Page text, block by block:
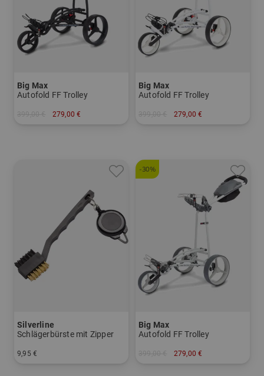
Big Max
Autofold FF Trolley
279,00 €
Big Max
Autofold FF Trolley
279,00 €
Silverline
Schlägerbürste mit Zipper
9,95 €
-30%
Big Max
Autofold FF Trolley
279,00 €